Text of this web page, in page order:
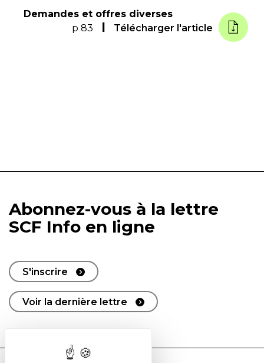
Demandes et offres diverses
p 83
Télécharger l'article
Abonnez-vous à la lettre
SCF Info en ligne
S'inscrire
Voir la dernière lettre